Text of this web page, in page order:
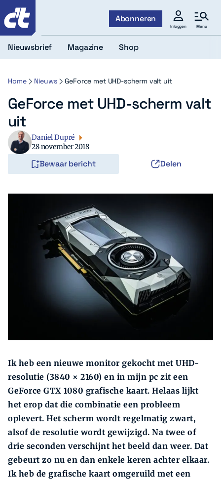
Abonneren
Inloggen Menu
Nieuwsbrief Magazine Shop
Home Nieuws GeForce met UHD-scherm valt uit
GeForce met UHD-scherm valt
uit
Daniel Dupré
28 november 2018
Bewaar bericht Delen
Ik heb een nieuwe monitor gekocht met UHD-
resolutie (3840 × 2160) en in mijn pc zit een
GeForce GTX 1080 grafische kaart. Helaas lijkt
het erop dat die combinatie een probleem
oplevert. Het scherm wordt regelmatig zwart,
alsof de resolutie wordt gewijzigd. Na twee of
drie seconden verschijnt het beeld dan weer. Dat
gebeurt zo nu en dan enkele keren achter elkaar.
Ik heb de grafische kaart omgeruild met een